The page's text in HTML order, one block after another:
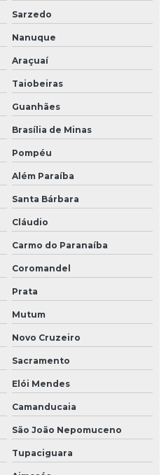
Sarzedo
Nanuque
Araçuaí
Taiobeiras
Guanhães
Brasília de Minas
Pompéu
Além Paraíba
Santa Bárbara
Cláudio
Carmo do Paranaíba
Coromandel
Prata
Mutum
Novo Cruzeiro
Sacramento
Elói Mendes
Camanducaia
São João Nepomuceno
Tupaciguara